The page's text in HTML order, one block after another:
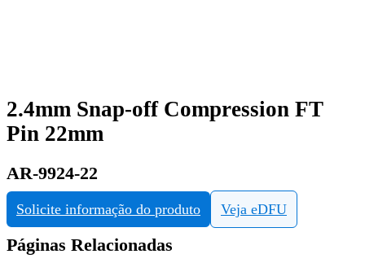
2.4mm Snap-off Compression FT
Pin 22mm
AR-9924-22
Solicite informação do produto Veja eDFU
Páginas Relacionadas